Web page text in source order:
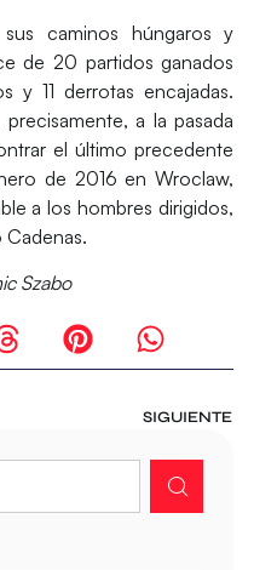
caminos húngaros y
de 20 partidos ganados
y 11 derrotas encajadas.
a la pasada
el último precedente
de 2016 en Wroclaw,
a los hombres dirigidos,
Szabo
SIGUIENTE